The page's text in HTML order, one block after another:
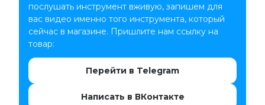
послушать инструмент вживую, запишем для
вас видео именно того инструмента, который
сейчас в магазине. Пришлите нам ссылку на
товар:
Перейти в Telegram
Написать в ВКонтакте